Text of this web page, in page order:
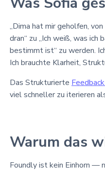
„Dima hat mir geholfen,
dran“ zu „Ich weiß, was ich
bestimmt ist“ zu werden.
Ich brauchte Klarheit,
Das Strukturierte
viel schneller zu iterieren
Warum das
Foundly ist kein Einhorn —